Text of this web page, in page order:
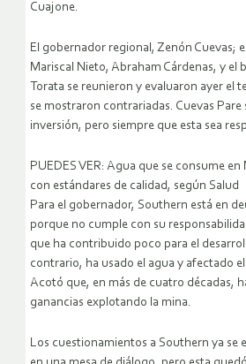
Cuajone.
El gobernador regional, Zenón Cuevas;
Mariscal Nieto, Abraham Cárdenas, y el
Torata se reunieron y evaluaron ayer el
se mostraron contrariadas. Cuevas Pare
inversión, pero siempre que esta sea
PUEDES VER: Agua que se consume
con estándares de calidad, según Salud
Para el gobernador, Southern está en
porque no cumple con su
que ha contribuido poco para el
contrario, ha usado el agua y afectado
Acotó que, en más de cuatro décadas,
ganancias explotando la mina.
Los cuestionamientos a Southern ya se